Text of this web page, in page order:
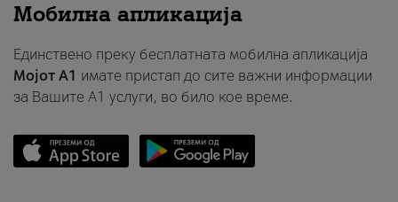
Мобилна апликација
Единствено преку бесплатната мобилна апликација
Мојот A1 имате пристап до сите важни информации
за Вашите A1 услуги, во било кое време.